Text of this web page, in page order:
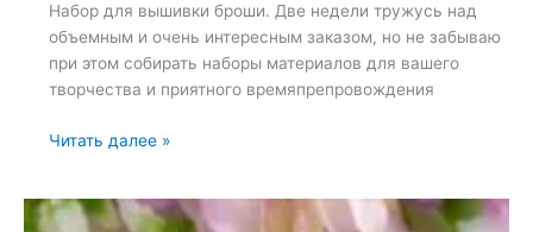
Набор для вышивки броши. Две недели тружусь над
объемным и очень интересным заказом, но не забываю
при этом собирать наборы материалов для вашего
творчества и приятного времяпрепровождения
Набор
броши
Читать далее »